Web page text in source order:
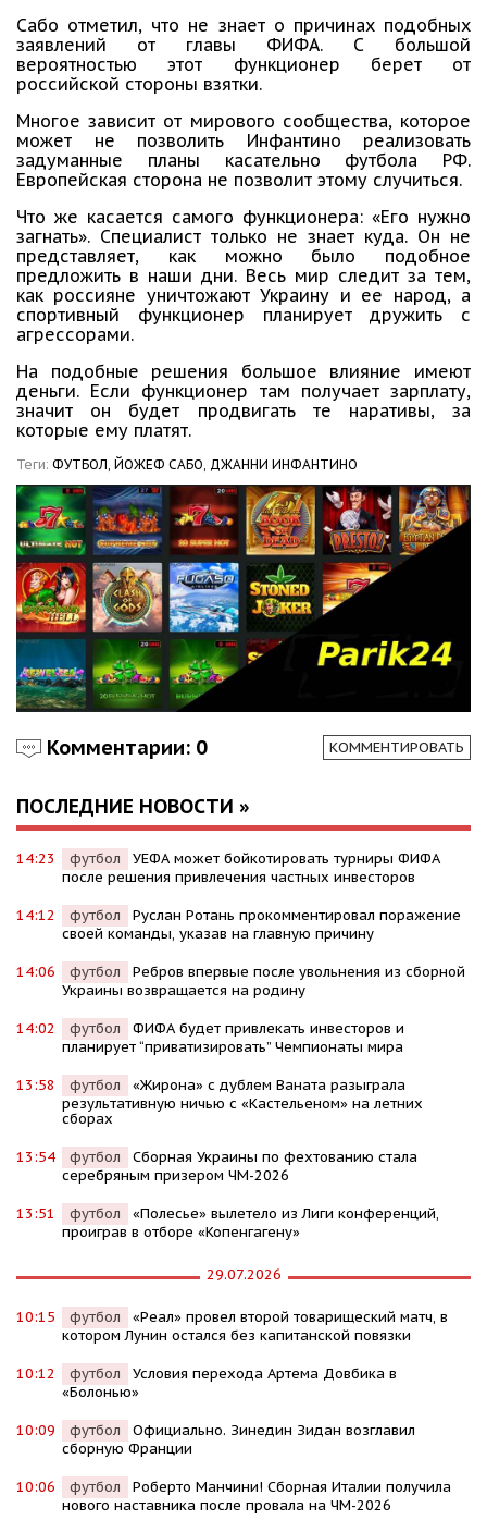
Сабо отметил, что не знает о причинах подобных
заявлений от главы ФИФА. С большой
вероятностью этот функционер берет от
российской стороны взятки.
Многое зависит от мирового сообщества, которое
может не позволить Инфантино реализовать
задуманные планы касательно футбола РФ.
Европейская сторона не позволит этому случиться.
Что же касается самого функционера: «Его нужно
загнать». Специалист только не знает куда. Он не
представляет, как можно было подобное
предложить в наши дни. Весь мир следит за тем,
как россияне уничтожают Украину и ее народ, а
спортивный функционер планирует дружить с
агрессорами.
На подобные решения большое влияние имеют
деньги. Если функционер там получает зарплату,
значит он будет продвигать те наративы, за
которые ему платят.
Теги: ФУТБОЛ, ЙОЖЕФ САБО, ДЖАННИ ИНФАНТИНО
Комментарии: 0 КОММЕНТИРОВАТЬ
ПОСЛЕДНИЕ НОВОСТИ »
14:23 футбол
УЕФА может бойкотировать турниры ФИФА
после решения привлечения частных инвесторов
14:12 футбол
Руслан Ротань прокомментировал поражение
своей команды, указав на главную причину
14:06 футбол
Ребров впервые после увольнения из сборной
Украины возвращается на родину
14:02 футбол
ФИФА будет привлекать инвесторов и
планирует “приватизировать” Чемпионаты мира
13:58 футбол
«Жирона» с дублем Ваната разыграла
результативную ничью с «Кастельеном» на летних
сборах
13:54 футбол
Сборная Украины по фехтованию стала
серебряным призером ЧМ-2026
13:51 футбол
«Полесье» вылетело из Лиги конференций,
проиграв в отборе «Копенгагену»
29.07.2026
10:15 футбол
«Реал» провел второй товарищеский матч, в
котором Лунин остался без капитанской повязки
10:12 футбол
Условия перехода Артема Довбика в
«Болонью»
10:09 футбол
Официально. Зинедин Зидан возглавил
сборную Франции
10:06 футбол
Роберто Манчини! Сборная Италии получила
нового наставника после провала на ЧМ-2026